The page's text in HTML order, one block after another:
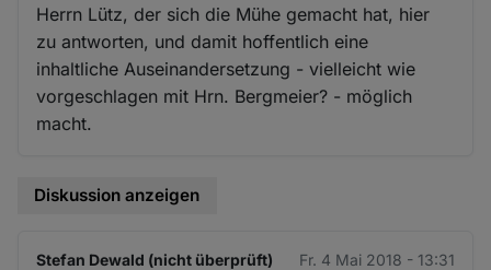
Herrn Lütz, der sich die Mühe gemacht hat, hier
zu antworten, und damit hoffentlich eine
inhaltliche Auseinandersetzung - vielleicht wie
vorgeschlagen mit Hrn. Bergmeier? - möglich
macht.
Diskussion anzeigen
Stefan Dewald (nicht überprüft) Fr. 4 Mai 2018 - 13:31